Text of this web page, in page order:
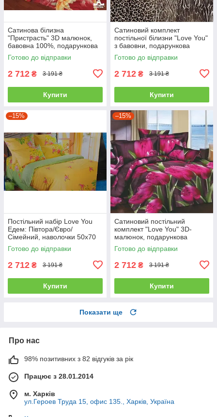
Сатинова білизна
"Пристрасть" 3D малюнок,
бавовна 100%, подарункова
упаковка полуторний
Готово до відправки
2 712 ₴ 3 191 ₴
Купити
Сатиновий комплект
постільної білизни "Love You"
з бавовни, подарункова
упаковка полуторний
Готово до відправки
2 712 ₴ 3 191 ₴
Купити
–15%
Постільний набір Love You
Едем: Півтора/Євро/
Сімейний, наволочки 50x70
полуторний
Готово до відправки
2 712 ₴ 3 191 ₴
Купити
–15%
Сатиновий постільний
комплект "Love You" 3D-
малюнок, подарункова
упаковка полуторний
Готово до відправки
2 712 ₴ 3 191 ₴
Купити
Показати ще
Про нас
98% позитивних з 82 відгуків за рік
Працює з 28.01.2014
м. Харків
ул.Героев Труда 15, офис 135., Харків, Україна